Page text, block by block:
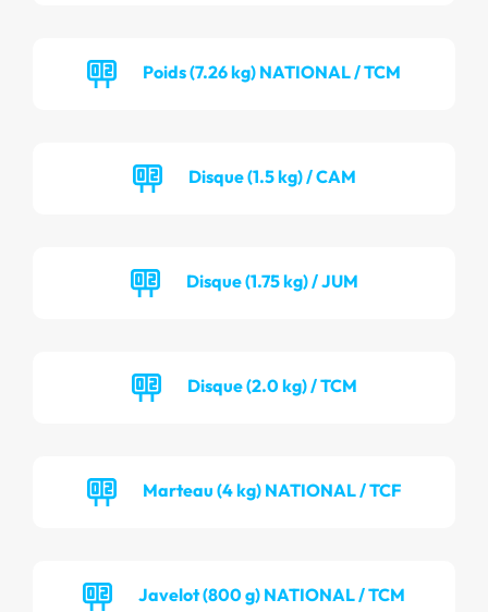
Poids (7.26 kg) NATIONAL / TCM
Disque (1.5 kg) / CAM
Disque (1.75 kg) / JUM
Disque (2.0 kg) / TCM
Marteau (4 kg) NATIONAL / TCF
Javelot (800 g) NATIONAL / TCM